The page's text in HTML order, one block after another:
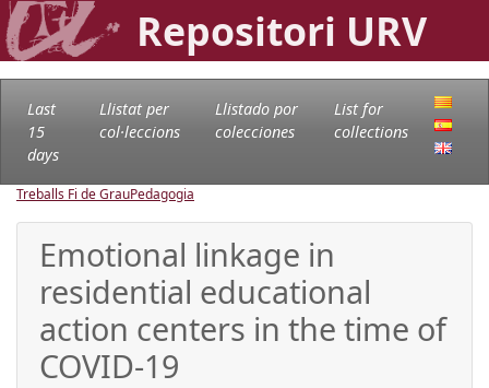
Repositori URV
Last
15
days
Llistat per
col·leccions
Llistado por
colecciones
List for
collections
Treballs Fi de GrauPedagogia
Emotional linkage in
residential educational
action centers in the time of
COVID-19